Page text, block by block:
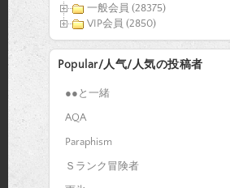
一般会員 (28375)
VIP会員 (2850)
Popular/人气/人気の投稿者
●●と一緒
AQA
Paraphism
Ｓランク冒険者